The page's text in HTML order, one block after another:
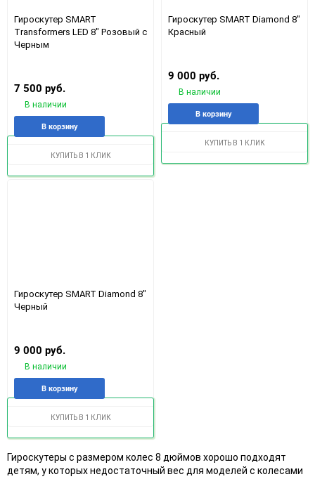
Гироскутер SMART
Transformers LED 8" Розовый с
Черным
7 500 руб.
В наличии
в
Добавить
к
В корзину
КУПИТЬ В 1 КЛИК
Гироскутер SMART Diamond 8"
Красный
9 000 руб.
В наличии
в
к
В корзину
КУПИТЬ В 1 КЛИК
Гироскутер SMART Diamond 8"
Черный
9 000 руб.
В наличии
в
к
В корзину
КУПИТЬ В 1 КЛИК
Гироскутеры с размером колес 8 дюймов хорошо подходят
детям, у которых недостаточный вес для моделей с колесами